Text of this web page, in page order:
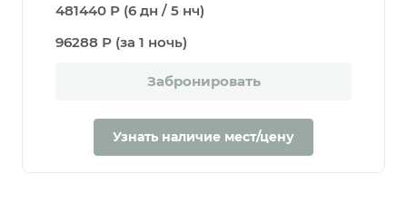
481440 Р (6 дн / 5 нч)
96288 Р (за 1 ночь)
Забронировать
Узнать наличие мест/цену